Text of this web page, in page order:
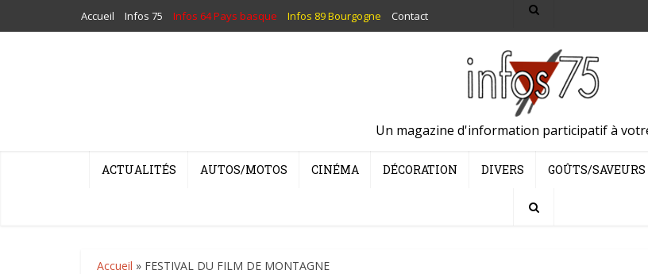
Accueil Infos 75 Infos 64 Pays basque Infos 89 Bourgogne Contact
Un magazine d'information participatif à
ACTUALITÉS AUTOS/MOTOS CINÉMA DÉCORATION DIVERS GOÛTS/SAVEURS
Accueil » FESTIVAL DU FILM DE MONTAGNE